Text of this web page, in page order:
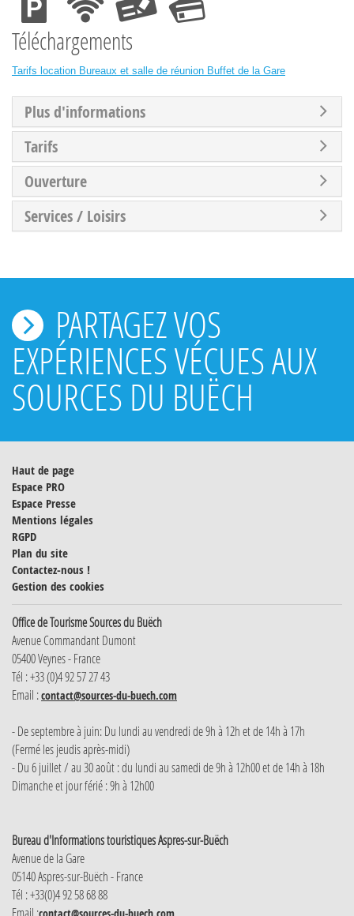
Téléchargements
Tarifs location Bureaux et salle de réunion Buffet de la Gare
Plus d'informations
Tarifs
Ouverture
Services / Loisirs
PARTAGEZ VOS
EXPÉRIENCES VÉCUES AUX
SOURCES DU BUËCH
Haut de page
Espace PRO
Espace Presse
Mentions légales
RGPD
Plan du site
Contactez-nous !
Gestion des cookies
Office de Tourisme Sources du Buëch
Avenue Commandant Dumont
05400 Veynes - France
Tél : +33 (0)4 92 57 27 43
Email :contact@sources-du-buech.com
- De septembre à juin: Du lundi au vendredi de 9h à 12h et de 14h à 17h
(Fermé les jeudis après-midi)
- Du 6 juillet / au 30 août : du lundi au samedi de 9h à 12h00 et de 14h à 18h
Dimanche et jour férié : 9h à 12h00
Bureau d'Informations touristiques Aspres-sur-Buëch
Avenue de la Gare
05140 Aspres-sur-Buëch - France
Tél : +33(0)4 92 58 68 88
Email :